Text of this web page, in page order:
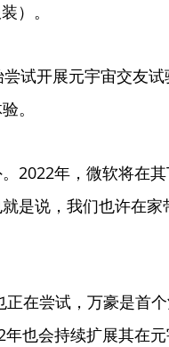
）。
试开展元宇宙交友
。
2022年，微软将在
是说，我们也许在
正在尝试，万豪是首
也会持续扩展其在